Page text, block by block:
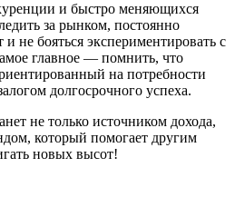
и быстро меняющихся
за рынком, постоянно
не бояться экспериментировать с
главное — помнить, что
на потребности
долгосрочного успеха.
не только источником дохода,
который помогает другим
новых высот!